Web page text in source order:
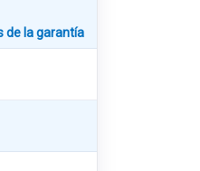
de la garantía